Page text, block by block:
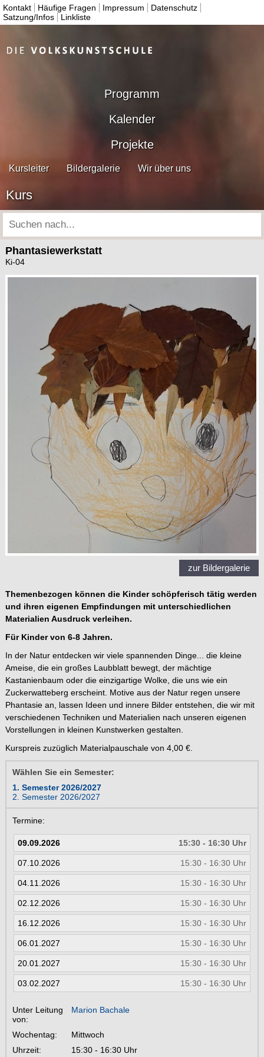
Kontakt Häufige Fragen Impressum
Datenschutz
Satzung/Infos
Linkliste
Programm
Kalender
Projekte
Kursleiter Bildergalerie Wir über uns
Kurs
Phantasiewerkstatt
Ki-04
zur Bildergalerie
Themenbezogen können die Kinder schöpferisch tätig werden
und ihren eigenen Empfindungen mit unterschiedlichen
Materialien Ausdruck verleihen.
Für Kinder von 6-8 Jahren.
In der Natur entdecken wir viele spannenden Dinge... die kleine
Ameise, die ein großes Laubblatt bewegt, der mächtige
Kastanienbaum oder die einzigartige Wolke, die uns wie ein
Zuckerwatteberg erscheint. Motive aus der Natur regen unsere
Phantasie an, lassen Ideen und innere Bilder entstehen, die wir mit
verschiedenen Techniken und Materialien nach unseren eigenen
Vorstellungen in kleinen Kunstwerken gestalten.
Kurspreis zuzüglich Materialpauschale von 4,00 €.
Wählen Sie ein Semester:
1. Semester 2026/2027
2. Semester 2026/2027
Termine:
15:30 - 16:30 Uhr
09.09.2026
15:30 - 16:30 Uhr
07.10.2026
15:30 - 16:30 Uhr
04.11.2026
15:30 - 16:30 Uhr
02.12.2026
15:30 - 16:30 Uhr
16.12.2026
15:30 - 16:30 Uhr
06.01.2027
15:30 - 16:30 Uhr
20.01.2027
15:30 - 16:30 Uhr
03.02.2027
Unter Leitung
von:
Marion Bachale
Wochentag:
Mittwoch
Uhrzeit:
15:30 - 16:30 Uhr